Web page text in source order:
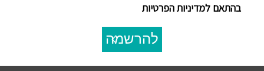
בהתאם למדיניות הפרטיות
להרשמה